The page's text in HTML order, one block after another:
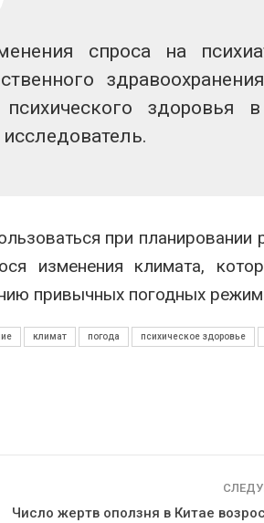
спроса на
здоровья
при планировании
изменения климата,
привычных погодных
климат погода психическое здоровье
Число жертв оползня в Китае